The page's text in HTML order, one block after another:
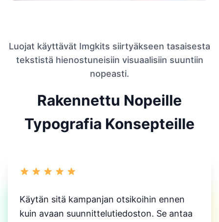
Luojat käyttävät Imgkits siirtyäkseen tasaisesta
tekstistä hienostuneisiin visuaalisiin suuntiin
nopeasti.
Rakennettu Nopeille
Typografia Konsepteille
Käytän sitä kampanjan otsikoihin ennen
kuin avaan suunnittelutiedoston. Se antaa